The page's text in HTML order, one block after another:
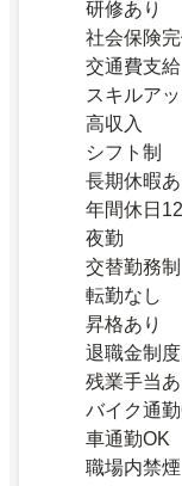
研修あり
社会保険
交通費支給
スキルア
高収入
シフト制
長期休暇あ
年間休日
夜勤
交替勤務制
転勤なし
昇格あり
退職金制度
残業手当あ
バイク通
車通勤OK
職場内禁煙